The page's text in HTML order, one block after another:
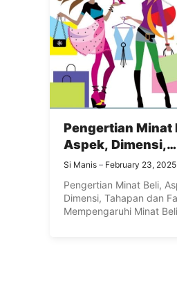
Pengertian Minat
Aspek, Dimensi,
Tahapan dan
yang
Minat Beli
Lengkap
Si Manis February 23, 2025
Pengertian Minat Beli,
Dimensi, Tahapan dan
Mempengaruhi Minat Beli